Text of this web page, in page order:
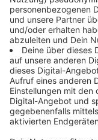
Den gesamten
der
Musik, Tanz und
Besucher
Kulturangebote
Menschen sowie
Japan-Tag erneut